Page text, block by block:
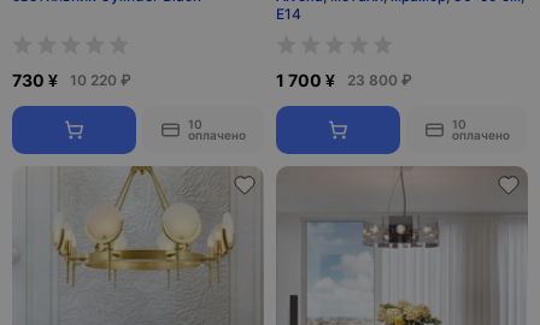
730 ¥ 10 220 ₽
10
оплачено
Е14
1 700 ¥ 23 800 ₽
10
оплачено